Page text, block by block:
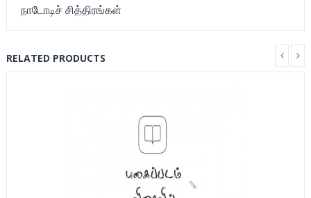
நாடோடிச் சித்திரங்கள்
RELATED PRODUCTS